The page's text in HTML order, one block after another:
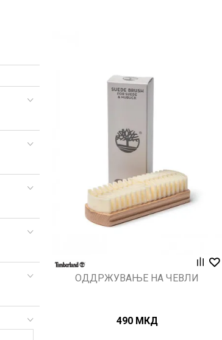
Uporedi
ОДДРЖУВАЊЕ НА ЧЕВЛИ
490 МКД